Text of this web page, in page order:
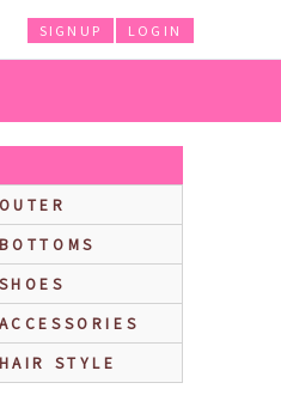
LOGIN
SIGNUP
OUTER
BOTTOMS
SHOES
ACCESSORIES
HAIR STYLE